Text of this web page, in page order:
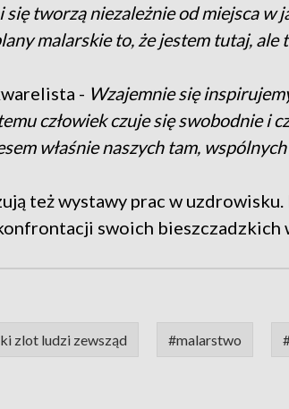
tworzą niezależnie od miejsca w
malarskie to, że jestem tutaj, ale
- Wzajemnie się
człowiek czuje się swobodnie i
właśnie naszych tam,
też wystawy prac w uzdrowisku.
swoich bieszczadzkich
zlot ludzi zewsząd #malarstwo